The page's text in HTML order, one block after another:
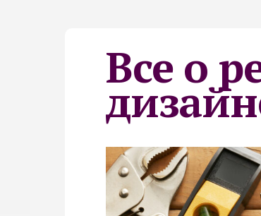
Все о